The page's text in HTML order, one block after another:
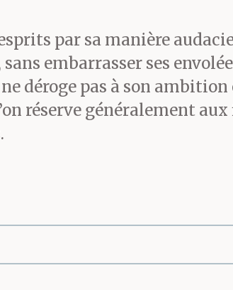
par sa manière
embarrasser ses
déroge pas à son
réserve généralement